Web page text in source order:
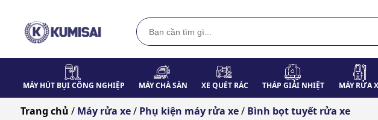
MÁY HÚT BỤI CÔNG NGHIỆP MÁY CHÀ SÀN XE QUÉT RÁC THÁP GIẢI NHIỆT MÁY RỬA
Trang chủ / Máy rửa xe / Phụ kiện máy rửa xe / Bình bọt tuyết rửa xe